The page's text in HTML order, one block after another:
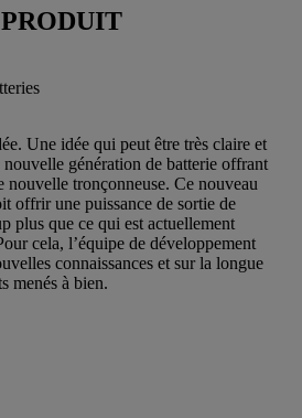
Une idée qui peut être très claire et
génération de batterie offrant
nouvelle tronçonneuse. Ce nouveau
offrir une puissance de sortie de
plus que ce qui est actuellement
cela, l’équipe de développement
connaissances et sur la longue
menés à bien.